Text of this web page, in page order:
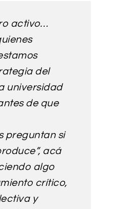
activo…
del
universidad
de que
preguntan si
acá
algo
crítico,
y